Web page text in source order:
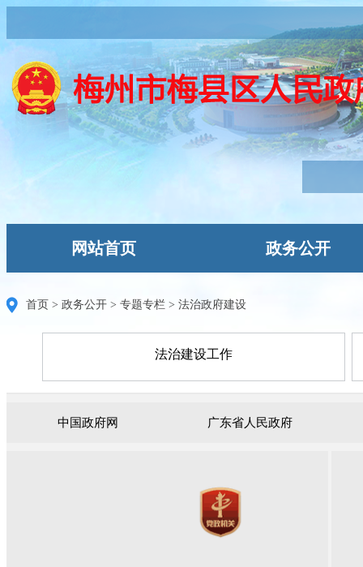
网站首页 政务公开
首页 > 政务公开 > 专题专栏 > 法治政府建设
法治建设工作
中国政府网 广东省人民政府